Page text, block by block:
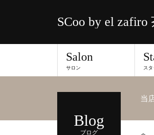
SCoo by el zafiro
Salon
サロン ス
Blog
ブログ
当